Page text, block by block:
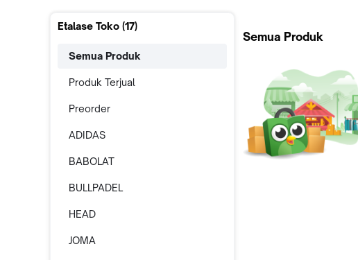
Etalase Toko (17)
Semua Produk
Produk Terjual
Preorder
ADIDAS
BABOLAT
BULLPADEL
HEAD
JOMA
Semua Produk